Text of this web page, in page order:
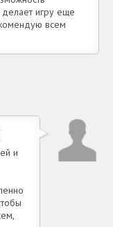
делает игру еще
всем
и